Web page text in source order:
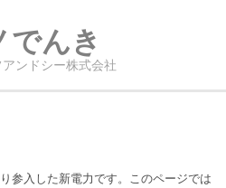
でんき
ンドシー株式会社
参入した新電力です。このページでは